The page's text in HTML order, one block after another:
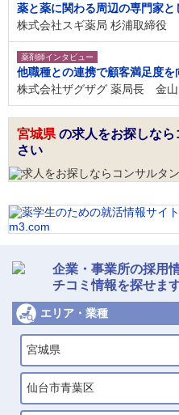
薬と薬に関わる周辺の専門家と
株式会社スギ薬局 杉浦取締役
薬剤師インタビュー
他職種との連携で顧客満足度を
株式会社ザグザグ 薬局長 金山
宮城県 の求人をお探しな
さい
企業・事業所の採用
チコミ情報を探せます
エリア・業種
宮城県
仙台市青葉区